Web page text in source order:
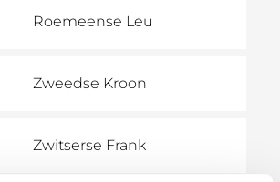
Roemeense Leu
Zweedse Kroon
Zwitserse Frank